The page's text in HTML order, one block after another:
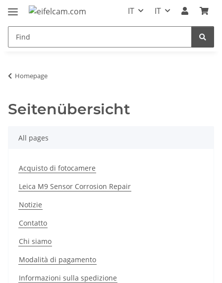
IT IT
Homepage
Seitenübersicht
All pages
Acquisto di fotocamere
Leica M9 Sensor Corrosion Repair
Notizie
Contatto
Chi siamo
Modalità di pagamento
Informazioni sulla spedizione